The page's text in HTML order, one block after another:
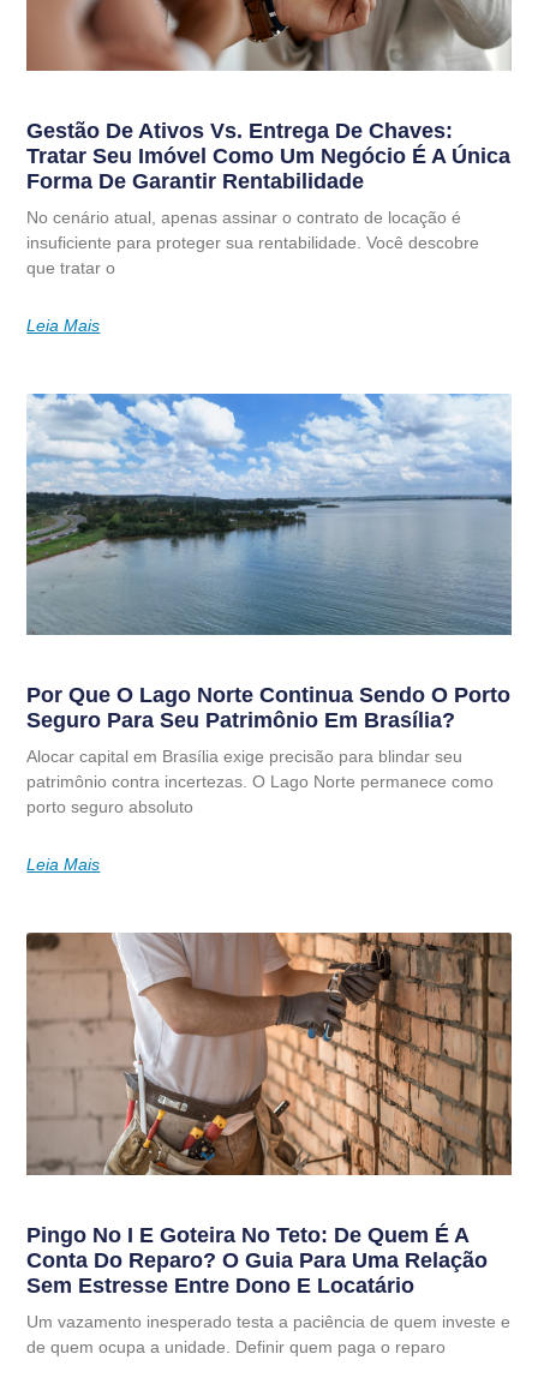
Gestão De Ativos Vs. Entrega De Chaves:
Tratar Seu Imóvel Como Um Negócio É A Única
Forma De Garantir Rentabilidade
No cenário atual, apenas assinar o contrato de locação é
insuficiente para proteger sua rentabilidade. Você descobre
que tratar o
Leia Mais
Por Que O Lago Norte Continua Sendo O Porto
Seguro Para Seu Patrimônio Em Brasília?
Alocar capital em Brasília exige precisão para blindar seu
patrimônio contra incertezas. O Lago Norte permanece como
porto seguro absoluto
Leia Mais
Pingo No I E Goteira No Teto: De Quem É A
Conta Do Reparo? O Guia Para Uma Relação
Sem Estresse Entre Dono E Locatário
Um vazamento inesperado testa a paciência de quem investe e
de quem ocupa a unidade. Definir quem paga o reparo